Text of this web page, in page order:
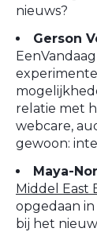
nieuws?
Gerson
relatie met
webcare,
gewoon:
Maya-
Middel East
opgedaan
bij het